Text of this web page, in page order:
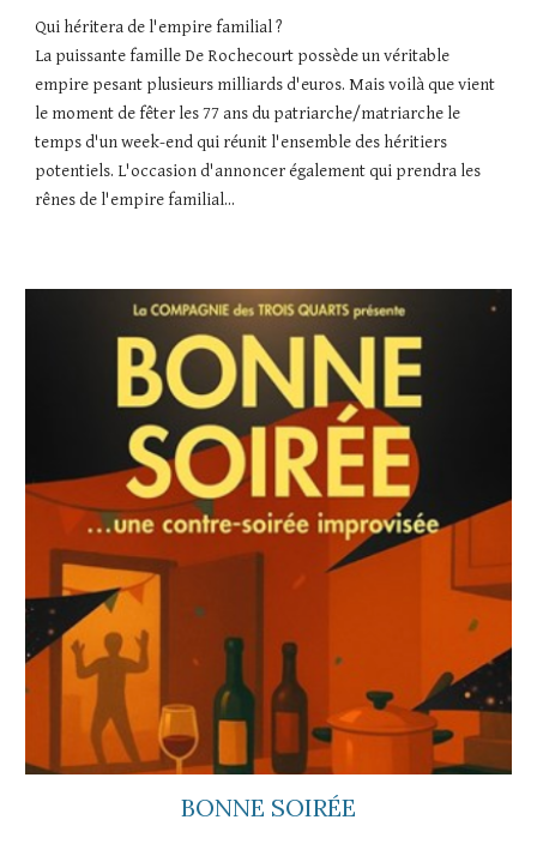
Qui héritera de l'empire familial ?
La puissante famille De Rochecourt possède un véritable
empire pesant plusieurs milliards d'euros. Mais voilà que vient
le moment de fêter les 77 ans du patriarche/matriarche le
temps d'un week-end qui réunit l'ensemble des héritiers
potentiels. L'occasion d'annoncer également qui prendra les
rênes de l'empire familial...
BONNE SOIRÉE